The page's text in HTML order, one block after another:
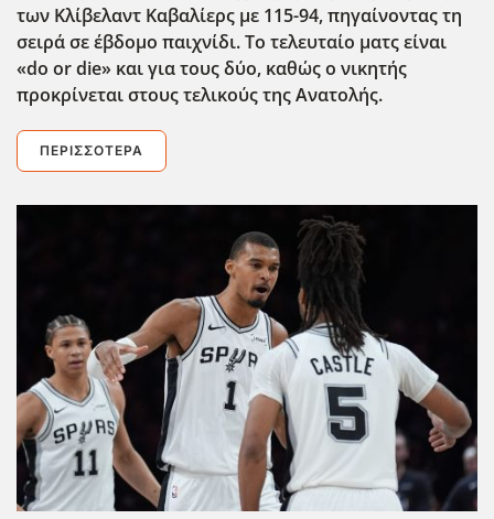
των Κλίβελαντ Καβαλίερς με 115-94, πηγαίνοντας τη
σειρά σε έβδομο παιχνίδι. Το τελευταίο ματς είναι
«do or die» και για τους δύο, καθώς ο νικητής
προκρίνεται στους τελικούς της Ανατολής.
ΠΕΡΙΣΣΌΤΕΡΑ